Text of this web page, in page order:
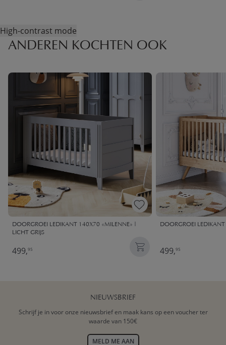
High-contrast mode
ANDEREN KOCHTEN OOK
DOORGROEI LEDIKANT 140X70 «MILENNE» |
LICHT GRIJS
499,95
DOORGROEI
499,95
NIEUWSBRIEF
Schrijf je in voor onze nieuwsbrief en maak kans op een voucher ter
waarde van 150€
MELD ME AAN